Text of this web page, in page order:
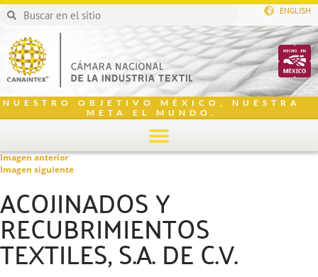
ENGLISH
NUESTRO OBJETIVO MÉXICO, NUESTRA
META EL MUNDO.
Imagen anterior
Imagen siguiente
ACOJINADOS Y
RECUBRIMIENTOS
TEXTILES, S.A. DE C.V.